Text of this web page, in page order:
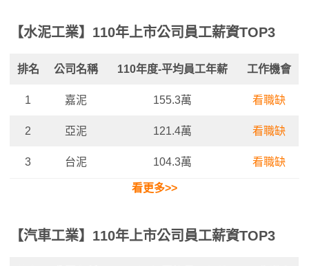
【水泥工業】110年上市公司員工薪資TOP3
排名 公司名稱 110年度-平均員工年薪 工作機會
1 嘉泥 155.3萬 看職缺
2 亞泥 121.4萬 看職缺
3 台泥 104.3萬 看職缺
看更多>>
【汽車工業】110年上市公司員工薪資TOP3